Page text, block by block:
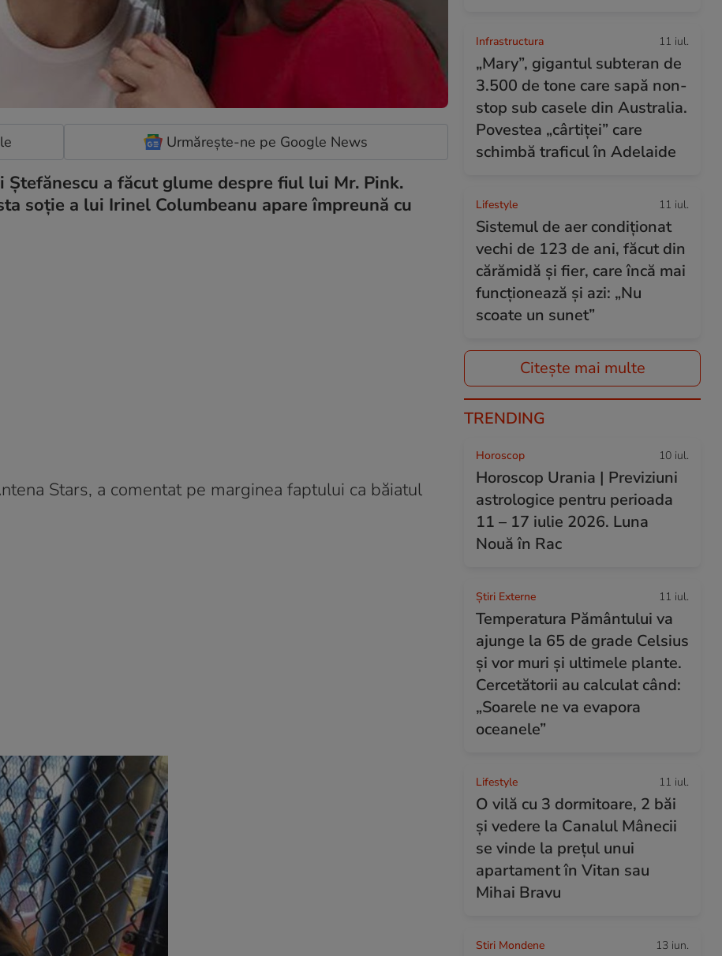
Urmărește-ne pe Google News
a făcut glume despre fiul lui Mr. Pink.
soție a lui Irinel Columbeanu apare împreună cu
Stars, a comentat pe marginea faptului ca băiatul
Infrastructura 11 iul.
„Mary”, gigantul subteran de
3.500 de tone care sapă non-
stop sub casele din Australia.
Povestea „cârtiței” care
schimbă traficul în Adelaide
Lifestyle 11 iul.
Sistemul de aer condiționat
vechi de 123 de ani, făcut din
cărămidă și fier, care încă mai
funcționează și azi: „Nu
scoate un sunet”
Citește mai multe
TRENDING
Horoscop 10 iul.
Horoscop Urania | Previziuni
astrologice pentru perioada
11 – 17 iulie 2026. Luna
Nouă în Rac
Știri Externe 11 iul.
Temperatura Pământului va
ajunge la 65 de grade Celsius
și vor muri și ultimele plante.
Cercetătorii au calculat când:
„Soarele ne va evapora
oceanele”
Lifestyle 11 iul.
O vilă cu 3 dormitoare, 2 băi
și vedere la Canalul Mânecii
se vinde la prețul unui
apartament în Vitan sau
Mihai Bravu
Stiri Mondene 13 iun.